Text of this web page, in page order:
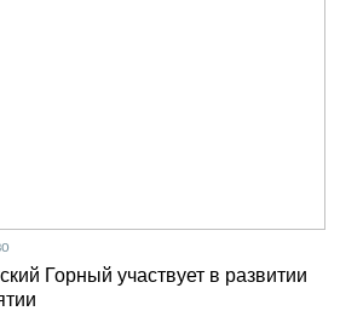
Горный участвует в развитии